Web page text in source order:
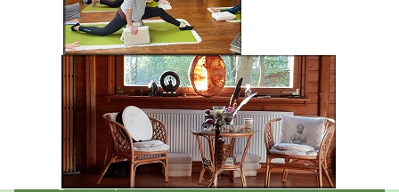
Wissenschaften über die Verbindung von Körper, Seele
und Geist.
Der ganzheitliche Ansatz zur Gesundheitsvorsorge im
Ayurveda enthält unter anderem die Ernährungslehre mit
dem Verdauungsfeuer die Reduktion mit dem Fasten
bzw. Entschlacken, die Verjüngung und das Aufbauen z.
B. der Organe, des Blutes, der Nerven und der
Fortpflanzungsgewebe.
Wichtig ist im Ayurveda, den Menschen individuell zu